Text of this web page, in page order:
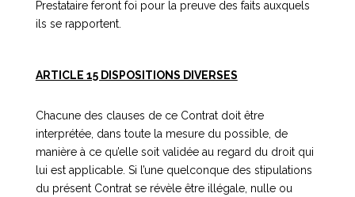
Prestataire feront foi pour la preuve des faits auxquels
ils se rapportent.
ARTICLE 15 DISPOSITIONS DIVERSES
Chacune des clauses de ce Contrat doit être
interprétée, dans toute la mesure du possible, de
manière à ce qu’elle soit validée au regard du droit qui
lui est applicable. Si l’une quelconque des stipulations
du présent Contrat se révèle être illégale, nulle ou